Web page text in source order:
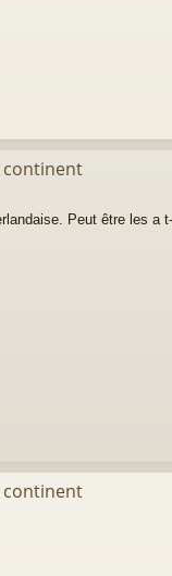
continent
Peut être les a
continent